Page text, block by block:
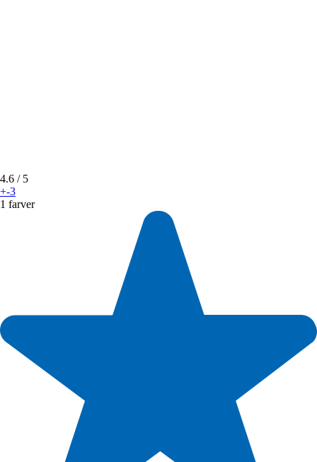
4.6 / 5
+-3
1 farver